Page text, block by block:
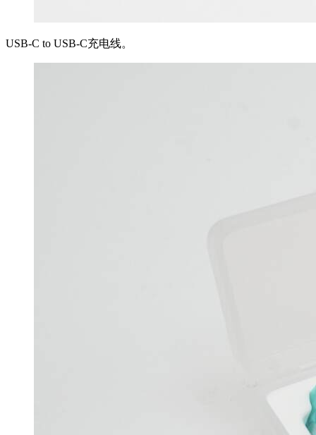
USB-C to USB-C充电线。